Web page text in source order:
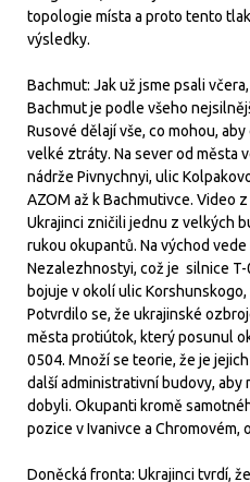
topologie místa a proto tento
výsledky.
Bachmut: Jak už jsme psali
Bachmut je podle všeho
Rusové dělají vše, co mohou,
velké ztráty. Na sever od města
nádrže Pivnychnyi, ulic
AZOM až k Bachmutivce. Video
Ukrajinci zničili jednu z velkých
rukou okupantů. Na východ
Nezalezhnostyi, což je silnice T-
bojuje v okolí ulic
Potvrdilo se, že ukrajinské
města protiútok, který posunul
0504. Množí se teorie, že je
další administrativní budovy, aby
dobyli. Okupanti kromě
pozice v Ivanivce a Chromovém,
Doněcká fronta: Ukrajinci tvrdí,